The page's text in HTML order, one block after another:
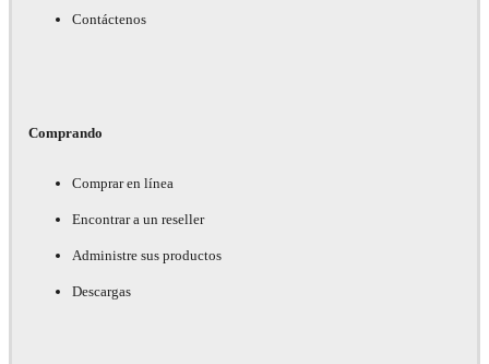
Contáctenos
Comprando
Comprar en línea
Encontrar a un reseller
Administre sus productos
Descargas